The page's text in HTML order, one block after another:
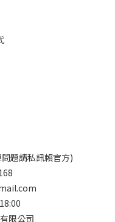
題請私訊賴官方)
限公司